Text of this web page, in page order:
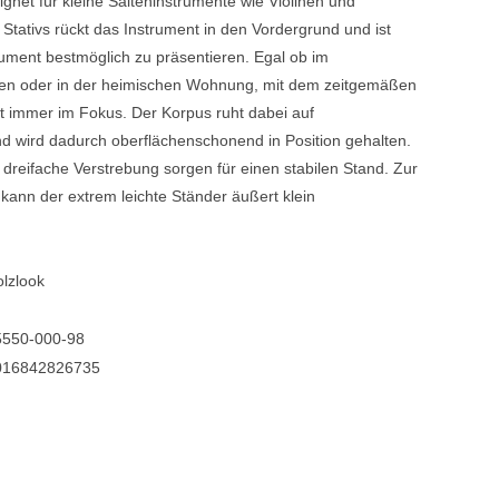
Blechblasinstrumente Premium
Blechblasinstrumente
Mundstücke
... mehr
rückt das Instrument in den Vordergrund und ist
bestmöglich zu präsentieren. Egal ob im
oder in der heimischen Wohnung, mit dem zeitgemäßen
immer im Fokus. Der Korpus ruht dabei auf
wird dadurch oberflächenschonend in Position gehalten.
Verstrebung sorgen für einen stabilen Stand. Zur
der extrem leichte Ständer äußert klein
000-98